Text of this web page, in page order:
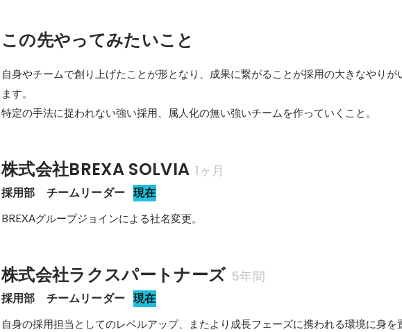
この先やってみたいこと
自身やチームで創り上げたことが形となり、成果に繋がることが採用の大きなやりが
ます。
特定の手法に捉われない強い採用、属人化の無い強いチームを作っていくこと。
株式会社BREXA SOLVIA 1ヶ月
採用部　チームリーダー 現在
BREXAグループジョインによる社名変更。
株式会社ラクスパートナーズ 5年間
採用部　チームリーダー 現在
自身の採用担当としてのレベルアップ、またより成長フェーズに携われる環境に身を